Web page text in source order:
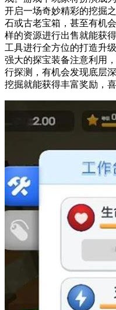
开启一场奇妙精彩的挖掘
石或古老宝箱，甚至有机
样的资源进行出售就能获
工具进行全方位的打造升
强大的探宝装备注意利用
行探测，有机会发现底层
挖掘就能获得丰富奖励，